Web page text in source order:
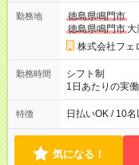
たいという人も
ので、お気軽にご相談くださ
す。その間の給与・
用期間あり 試
と同じです。
勤務地
徳島県鳴門市
徳島県鳴門市 大
株式会社フェ
勤務時間
シフト制
1日あたりの実
(1) 10:00～
いずれも実働8
たい」などあれ
特徴 日払いOK / 10
気になる！